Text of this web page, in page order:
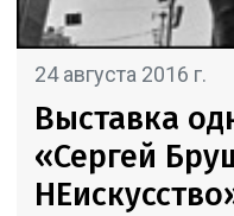
24 августа 2016 г.
Выставка
«Сергей